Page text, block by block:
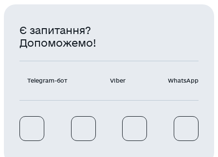
Є запитання?
Допоможемо!
Telegram-бот Viber WhatsApp